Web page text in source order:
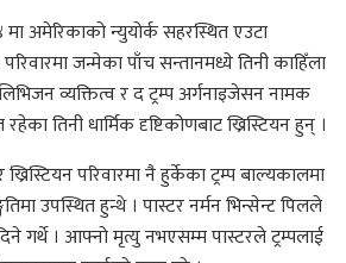
अमेरिकाको न्युयोर्क सहरस्थित एउटा
जन्मेका पाँच सन्तानमध्ये तिनी काहिँला
व्यक्तित्व र द ट्रम्प अर्गनाइजेसन नामक
तिनी धार्मिक दृष्टिकोणबाट ख्रिस्टियन हुन् ।
ख्रिस्टियन परिवारमा नै हुर्केका ट्रम्प बाल्यकालमा
उपस्थित हुन्थे । पास्टर नर्मन भिन्सेन्ट पिलले
गर्थे । आफ्नो मृत्यु नभएसम्म पास्टरले ट्रम्पलाई